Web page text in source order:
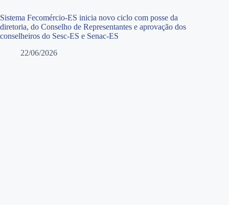
Sistema Fecomércio-ES inicia novo ciclo com posse da
diretoria, do Conselho de Representantes e aprovação dos
conselheiros do Sesc-ES e Senac-ES
22/06/2026